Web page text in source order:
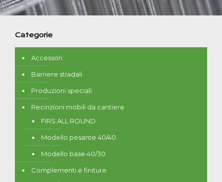
Categorie
Accessori
Barriere stradali
Produzioni speciali
Recinzioni mobili da cantiere
FIRS ALL ROUND
Modello pesante 40/40
Modello base 40/30
Complementi e finiture